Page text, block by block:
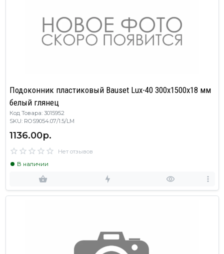
Подоконник пластиковый Bauset Lux-40 300х1500х18 мм
белый глянец
Код Товара: 3015952
SKU: ROS9054.07/1.5/LM
1136.00р.
Нет отзывов
В наличии